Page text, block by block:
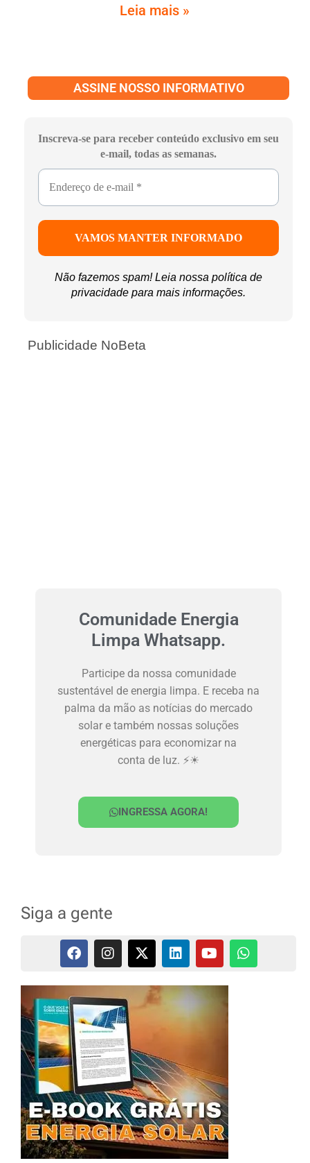
Leia mais »
ASSINE NOSSO INFORMATIVO
Inscreva-se para receber conteúdo exclusivo em seu
e-mail, todas as semanas.
Não fazemos spam! Leia nossa política de
privacidade para mais informações.
Publicidade NoBeta
Comunidade Energia
Limpa Whatsapp.
Participe da nossa comunidade
sustentável de energia limpa. E receba na
palma da mão as notícias do mercado
solar e também nossas soluções
energéticas para economizar na
conta de luz. ⚡☀
INGRESSA AGORA!
Siga a gente